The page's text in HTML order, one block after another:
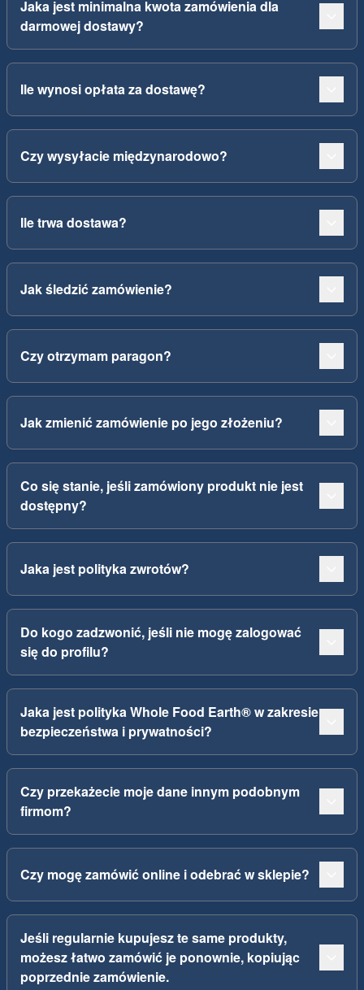
Jaka jest minimalna kwota zamówienia dla
darmowej dostawy?
Ile wynosi opłata za dostawę?
Czy wysyłacie międzynarodowo?
Ile trwa dostawa?
Jak śledzić zamówienie?
Czy otrzymam paragon?
Jak zmienić zamówienie po jego złożeniu?
Co się stanie, jeśli zamówiony produkt nie jest
dostępny?
Jaka jest polityka zwrotów?
Do kogo zadzwonić, jeśli nie mogę zalogować
się do profilu?
Jaka jest polityka Whole Food Earth® w zakresie
bezpieczeństwa i prywatności?
Czy przekażecie moje dane innym podobnym
firmom?
Czy mogę zamówić online i odebrać w sklepie?
Jeśli regularnie kupujesz te same produkty,
możesz łatwo zamówić je ponownie, kopiując
poprzednie zamówienie.